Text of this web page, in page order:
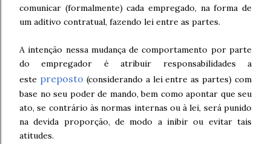
comunicar (formalmente) cada empregado, na forma de
um aditivo contratual, fazendo lei entre as partes.
A intenção nessa mudança de comportamento por parte
do empregador é atribuir responsabilidades a
este preposto (considerando a lei entre as partes) com
base no seu poder de mando, bem como apontar que seu
ato, se contrário às normas internas ou à lei, será punido
na devida proporção, de modo a inibir ou evitar tais
atitudes.